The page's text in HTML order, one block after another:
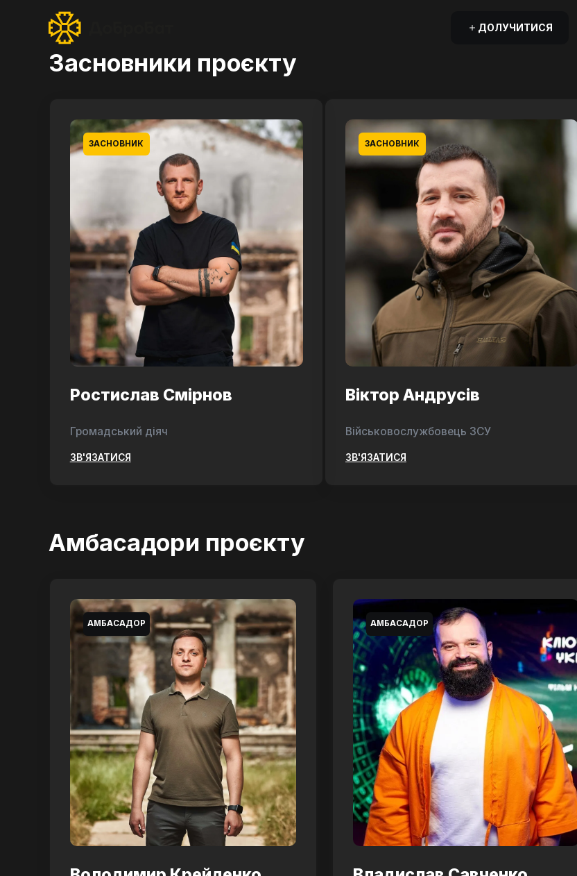
ДОЛУЧИТИСЯ
Засновники проєкту
ЗАСНОВНИК
Ростислав Смірнов
Громадський діяч
ЗВ'ЯЗАТИСЯ
ЗАСНОВНИК
Віктор Андрусів
Військовослужбовець ЗСУ
ЗВ'ЯЗАТИСЯ
Амбасадори проєкту
АМБАСАДОР АМБАСАДОР